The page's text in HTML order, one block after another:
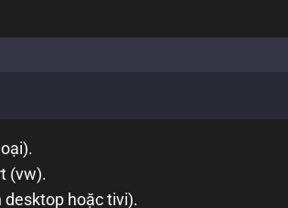
(vw).
desktop hoặc tivi).